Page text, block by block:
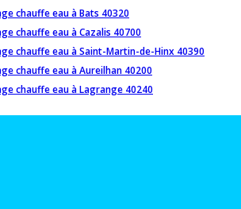
chauffe eau à Bats 40320
chauffe eau à Cazalis 40700
chauffe eau à Saint-Martin-de-Hinx 40390
chauffe eau à Aureilhan 40200
chauffe eau à Lagrange 40240